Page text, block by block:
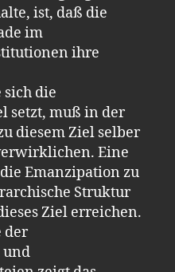
ist, daß die
im
ihre
sich die
setzt, muß in der
diesem Ziel selber
Eine
Emanzipation zu
Struktur
Ziel erreichen.
der
und